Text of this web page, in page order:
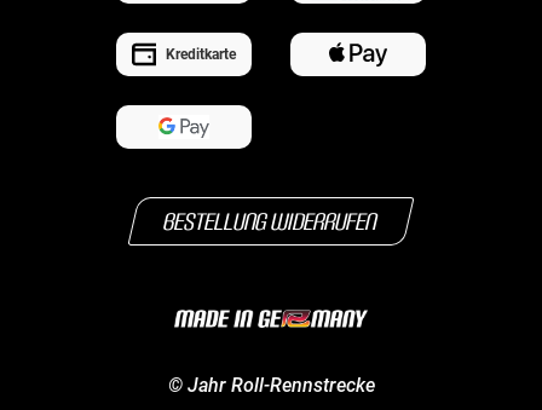
Kreditkarte
Bestellung widerrufen
© Jahr Roll-Rennstrecke